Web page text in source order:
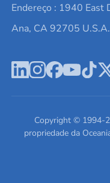
Política de Privacidade
Ácido hialurônico
Estudos de caso
Escreva para nós
Endereço : 1940 East
Ana, CA 92705 U.S.A.
Copyright © 1994-
propriedade da